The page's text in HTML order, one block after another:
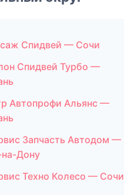
Спидвей — Сочи
Спидвей Турбо —
Автопрофи Альянс —
Запчасть Автодом —
Дону
Техно Колесо — Сочи